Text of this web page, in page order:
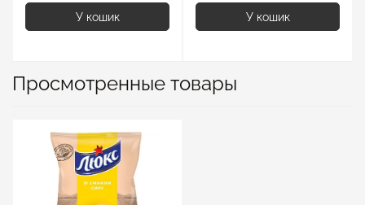
У кошик У кошик
Просмотренные товары